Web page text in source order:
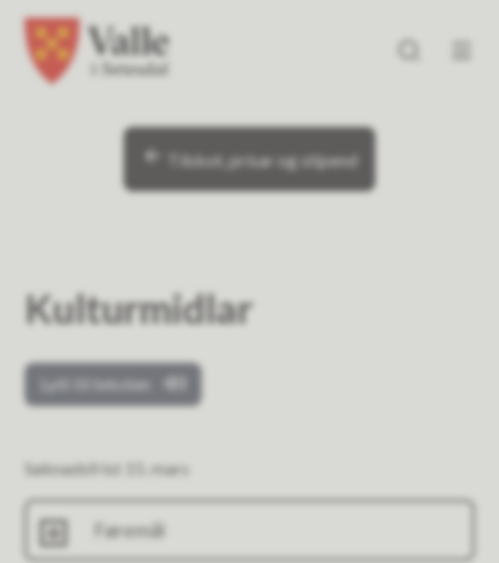
Valle kommune
Tilskot, prisar og stipend
Kulturmidlar
Lytt til teksten
Søknadsfrist 15. mars
Føremål